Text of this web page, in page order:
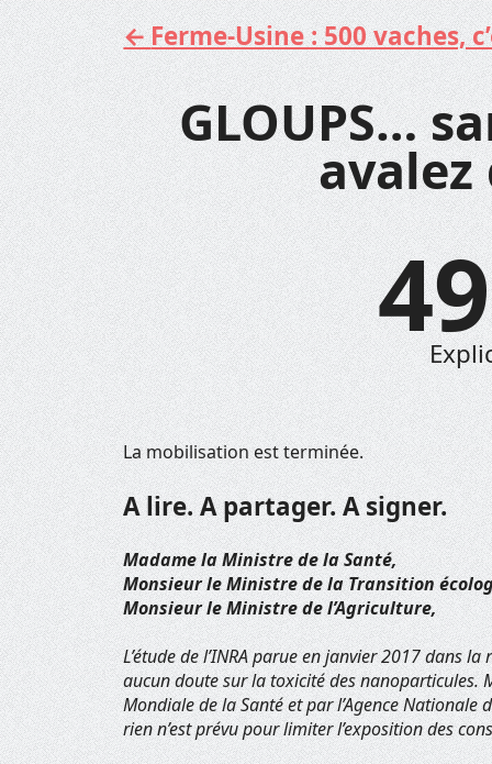
Aller
au
contenu
Ferme-Usine : 500 vaches,
GLOUPS…
avalez
La mobilisation est terminée.
A lire. A partager. A signer.
Madame la Ministre de la Santé,
Monsieur le Ministre de la Transition
Monsieur le Ministre de l’Agriculture,
L’étude de l’INRA parue en janvier 2017 dans
aucun doute sur la toxicité des nanoparticules.
Mondiale de la Santé et par l’Agence Nationale
rien n’est prévu pour limiter l’exposition des